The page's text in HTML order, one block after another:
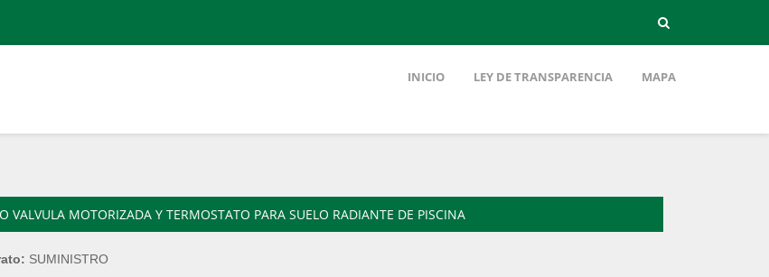
INICIO LEY DE TRANSPARENCIA MAPA
VALVULA MOTORIZADA Y TERMOSTATO PARA SUELO RADIANTE DE PISCINA
SUMINISTRO